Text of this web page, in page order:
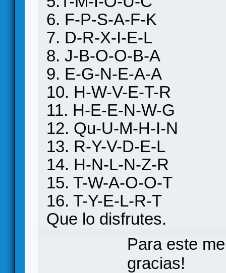
6. F-P-S-A-F-K
7. D-R-X-I-E-L
8. J-B-O-O-B-A
9. E-G-N-E-A-A
10. H-W-V-E-T-R
11. H-E-E-N-W-G
12. Qu-U-M-H-I-N
13. R-Y-V-D-E-L
14. H-N-L-N-Z-R
15. T-W-A-O-O-T
16. T-Y-E-L-R-T
Que lo disfrutes.
Para este
gracias!